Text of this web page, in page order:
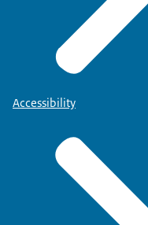
Accessibility